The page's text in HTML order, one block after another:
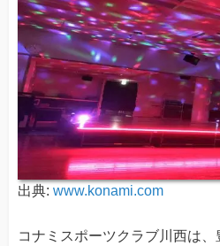
出典: www.konami.com
コナミスポーツクラブ川西は